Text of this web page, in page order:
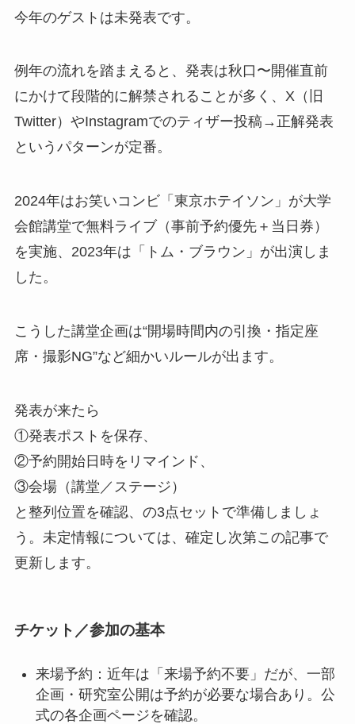
今年のゲストは未発表です。
例年の流れを踏まえると、発表は秋口〜開催直前
にかけて段階的に解禁されることが多く、X（旧
Twitter）やInstagramでのティザー投稿→正解発表
というパターンが定番。
2024年はお笑いコンビ「東京ホテイソン」が大学
会館講堂で無料ライブ（事前予約優先＋当日券）
を実施、2023年は「トム・ブラウン」が出演しま
した。
こうした講堂企画は“開場時間内の引換・指定座
席・撮影NG”など細かいルールが出ます。
発表が来たら
①発表ポストを保存、
②予約開始日時をリマインド、
③会場（講堂／ステージ）
と整列位置を確認、の3点セットで準備しましょ
う。未定情報については、確定し次第この記事で
更新します。
チケット／参加の基本
来場予約：近年は「来場予約不要」だが、一部
企画・研究室公開は予約が必要な場合あり。公
式の各企画ページを確認。